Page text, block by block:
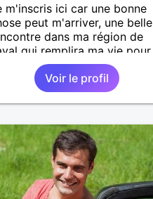
m'inscris ici car une bonne
peut m'arriver, une belle
dans ma région de
qui remplira ma vie pour
couple !
Voir le profil